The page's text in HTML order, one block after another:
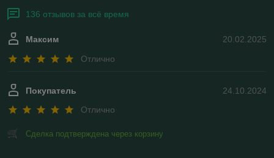
136 отзывов за всё время
20.02.2025
Максим
Отлично
24.10.2024
Покупатель
Отлично
Сделка подтверждена через корзину